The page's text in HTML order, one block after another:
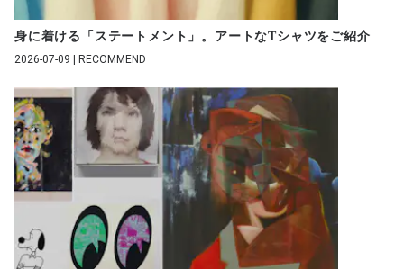
身に着ける「ステートメント」。アートなTシャツをご紹介
2026-07-09 | RECOMMEND